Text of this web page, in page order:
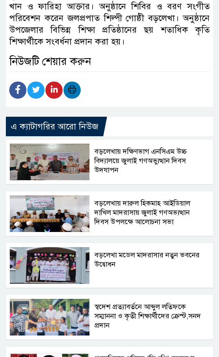
খান ও ফারিহা আক্তার। অনুষ্ঠানে শিবির ও বরণ সংগীত
পরিবেশন করেন জলপ্রপাত শিল্পী গোষ্ঠী বড়লেখা। অনুষ্ঠানে
উপজেলার বিভিন্ন শিক্ষা প্রতিষ্ঠানের ছয় শতাধিক কৃতি
শিক্ষার্থীকে সংবর্ধনা প্রদান করা হয়।
নিউজটি শেয়ার করুন
এ ক্যাটাগরির আরো নিউজ
বড়লেখায় দক্ষিণভাগ এনসিএম উচ্চ
বিদ্যালয়ে জুলাই গণঅভ্যুত্থান দিবস
উদযাপন
বড়লেখায় দারুল হিকমাহ আইডিয়াল
দাখিল মাদরাসায় জুলাই গণঅভ্যত্থান
দিবস উপলক্ষে আলোচনা সভা
বড়লেখা মডেল মাদরাসার নতুন ভবনের
উদ্বোধন
স্বদেশ প্রত্যাবর্তনে আব্দুল লতিফকে
সম্মাননা ও কৃতী শিক্ষার্থীদের ক্রেস্ট,সনদ
প্রদান